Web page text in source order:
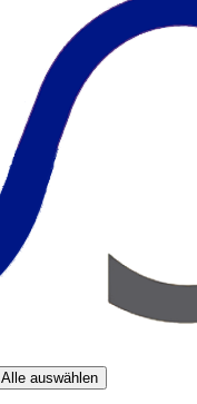
Alle auswählen